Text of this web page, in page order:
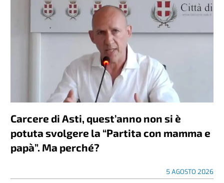
Carcere di Asti, quest’anno non si è
potuta svolgere la “Partita con mamma e
papà”. Ma perché?
5 AGOSTO 2026